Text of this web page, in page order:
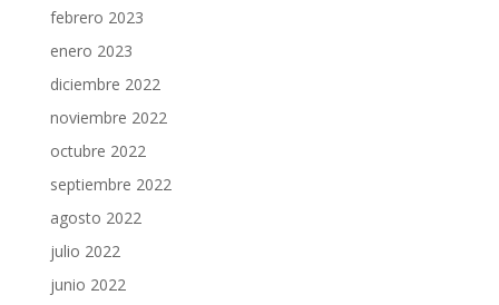
febrero 2023
enero 2023
diciembre 2022
noviembre 2022
octubre 2022
septiembre 2022
agosto 2022
julio 2022
junio 2022